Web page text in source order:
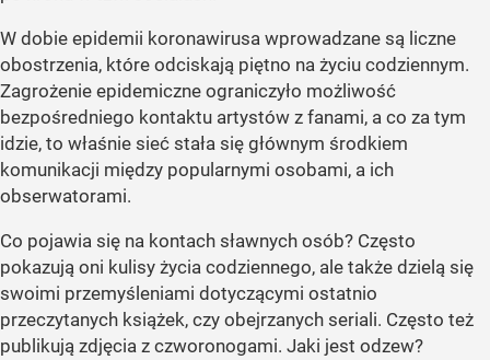
W dobie epidemii koronawirusa wprowadzane są liczne
obostrzenia, które odciskają piętno na życiu codziennym.
Zagrożenie epidemiczne ograniczyło możliwość
bezpośredniego kontaktu artystów z fanami, a co za tym
idzie, to właśnie sieć stała się głównym środkiem
komunikacji między popularnymi osobami, a ich
obserwatorami.
Co pojawia się na kontach sławnych osób? Często
pokazują oni kulisy życia codziennego, ale także dzielą się
swoimi przemyśleniami dotyczącymi ostatnio
przeczytanych książek, czy obejrzanych seriali. Często też
publikują zdjęcia z czworonogami. Jaki jest odzew?